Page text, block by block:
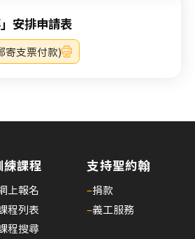
安排申請表
寄支票付款)
練課程
上報名
程列表
程搜尋
支持聖約翰
–捐款
–義工服務